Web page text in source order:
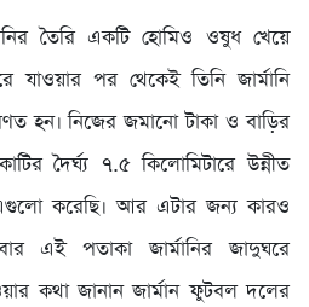
তৈরি একটি হোমিও ওষুধ খেয়ে
যাওয়ার পর থেকেই তিনি জার্মানি
হন। নিজের জমানো টাকা ও বাড়ির
দৈর্ঘ্য ৭.৫ কিলোমিটারে উন্নীত
করেছি। আর এটার জন্য কারও
এই পতাকা জার্মানির জাদুঘরে
কথা জানান জার্মান ফুটবল দলের